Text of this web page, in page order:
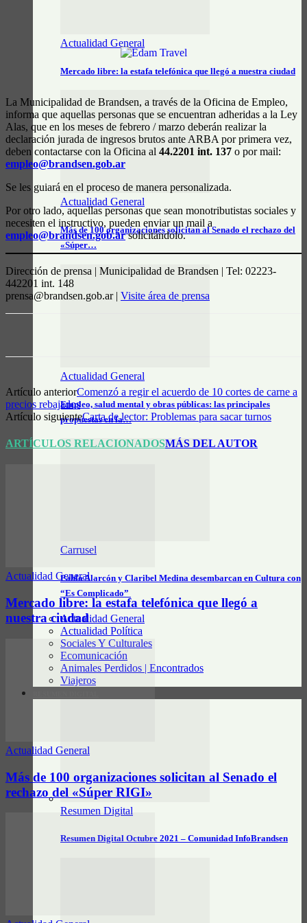
Actualidad General
Mercado libre: la estafa telefónica que llegó a nuestra ciudad
Actualidad General
Más de 100 organizaciones solicitan al Senado el rechazo del
«Súper…
Actualidad General
Empleo, salud mental y obras públicas: las principales
propuestas en la…
Carrusel
Pablo Alarcón y Claribel Medina desembarcan en Cultura con
“Es Complicado”
Actualidad General
Actualidad Política
Sociales Y Culturales
Ecomunicación
Animales Perdidos | Encontrados
Viajeros
Resumen Digital
Resumen Digital Octubre 2021 – Comunidad InfoBrandsen
La Municipalidad de Brandsen, a través de la Oficina de Empleo,
informa que aquellas personas que se encuentran adheridas a la Ley
Alas, que en los meses de febrero / marzo deberán realizar la
declaración jurada de ingresos brutos ante ARBA por primera vez,
deben contactarse con la Oficina al 44.2201 int. 137 o por mail:
empleo@brandsen.gob.ar
Se les guiará en el proceso de manera personalizada.
Por otro lado, aquellas personas que sean monotributistas sociales y
necesiten el instructivo, pueden enviar un mail a
empleo@brandsen.gob.arsolicitándolo.
Dirección de prensa | Municipalidad de Brandsen | Tel: 02223-
442201 int. 148
prensa@brandsen.gob.ar | Visite área de prensa
Artículo anteriorComenzó a regir el acuerdo de 10 cortes de carne a
precios rebajados
Artículo siguienteCarta de lector: Problemas para sacar turnos
ARTÍCULOS RELACIONADOSMÁS DEL AUTOR
Actualidad General
Mercado libre: la estafa telefónica que llegó a
nuestra ciudad
Actualidad General
Más de 100 organizaciones solicitan al Senado el
rechazo del «Súper RIGI»